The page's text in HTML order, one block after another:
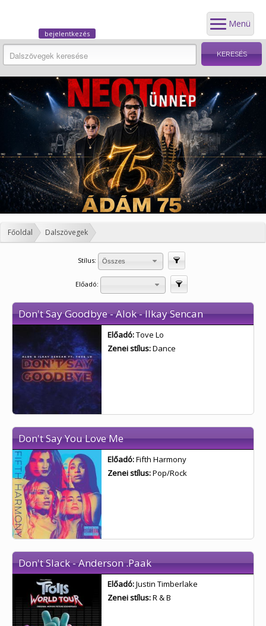
Menü
bejelentkezés
Főoldal Dalszövegek
Stílus: Összes
Előadó:
Don't Say Goodbye - Alok - Ilkay Sencan
Előadó:Tove Lo
Zenei stílus:Dance
Don't Say You Love Me
Előadó:Fifth Harmony
Zenei stílus:Pop/Rock
Don't Slack - Anderson .Paak
Előadó:Justin Timberlake
Zenei stílus:R & B